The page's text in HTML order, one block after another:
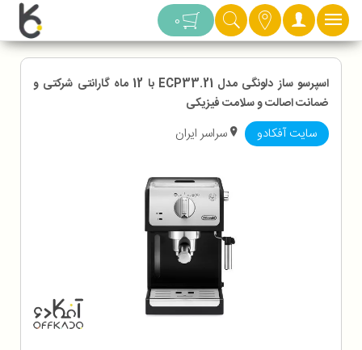
دسته بندی 0
اسپرسو ساز دلونگی مدل ECP33.21 با 12 ماه گارانتی شرکتی و
ضمانت اصالت و سلامت فیزیکی
سایت آفکادو سراسر ایران